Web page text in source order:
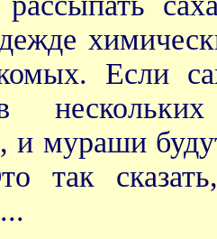
Если
и мураши
так